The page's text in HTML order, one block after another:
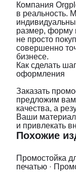
Компания
в реальность.
размер, форму
не просто
совершенно
бизнесе.
Как сделать
оформления
Заказать
предложим
качества, а
Ваши
и привлекать
Похожие
Промостойка
печатью ·